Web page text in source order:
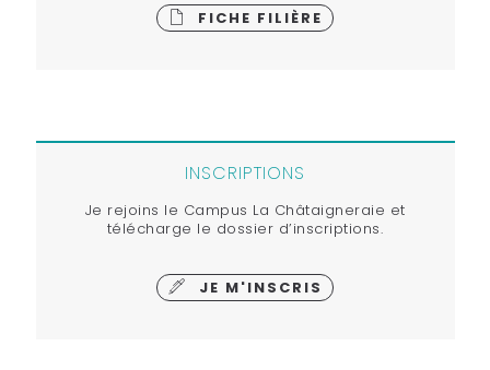
FICHE FILIÈRE
INSCRIPTIONS
Je rejoins le Campus La Châtaigneraie et
télécharge le dossier d’inscriptions.
JE M'INSCRIS